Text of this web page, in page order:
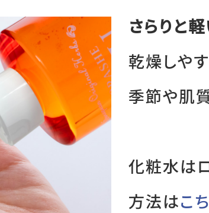
たるみ・むくみ
しわ・小じわ
肌荒れ
さらりと
乾燥しや
季節や肌
化粧水は
方法はこ